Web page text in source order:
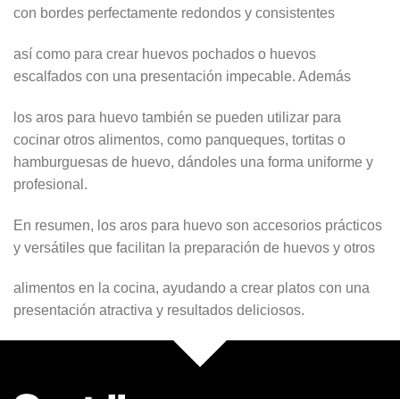
con bordes perfectamente redondos y consistentes
así como para crear huevos pochados o huevos
escalfados con una presentación impecable. Además
los aros para huevo también se pueden utilizar para
cocinar otros alimentos, como panqueques, tortitas o
hamburguesas de huevo, dándoles una forma uniforme y
profesional.
En resumen, los aros para huevo son accesorios prácticos
y versátiles que facilitan la preparación de huevos y otros
alimentos en la cocina, ayudando a crear platos con una
presentación atractiva y resultados deliciosos.